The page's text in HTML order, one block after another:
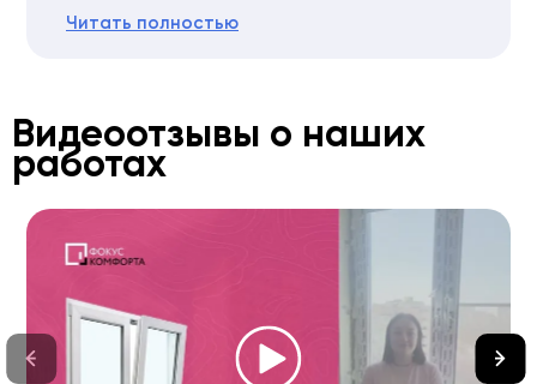
адекватная цена, не то что у других
Читать полностью
Видеоотзывы о наших
работах